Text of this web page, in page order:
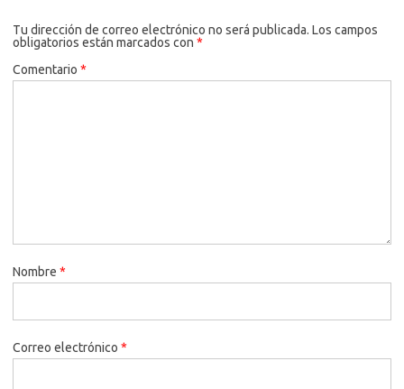
Tu dirección de correo electrónico no será publicada. Los campos
obligatorios están marcados con *
Comentario *
Nombre *
Correo electrónico *